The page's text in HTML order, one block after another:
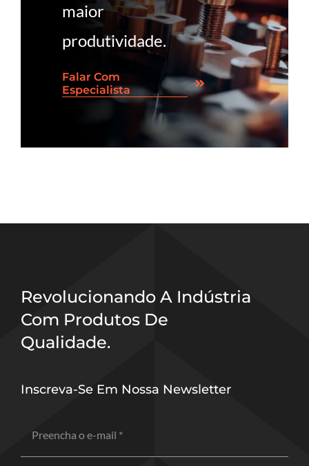
maior
produtividade.
Falar Com
Especialista
Revolucionando A Indústria
Com Produtos De
Qualidade.
Inscreva-Se Em Nossa Newsletter